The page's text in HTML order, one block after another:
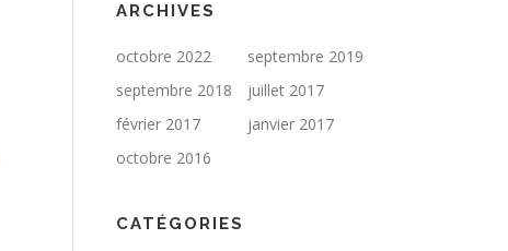
ARCHIVES
octobre 2022
septembre 2019
septembre 2018
juillet 2017
février 2017
janvier 2017
octobre 2016
CATÉGORIES